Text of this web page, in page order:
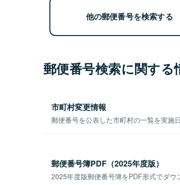
他の郵便番号を検索する
郵便番号検索に関する
市町村変更情報
郵便番号を公表した市町村の一覧を実施
郵便番号簿PDF（2025年度版）
2025年度版郵便番号簿をPDF形式でダウ